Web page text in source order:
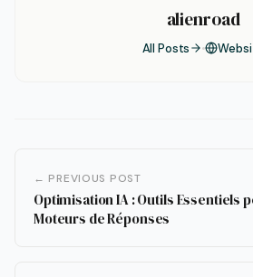
alienroad
All Posts
← PREVIOUS POST
Optimisation IA : Outils Essentiels
Moteurs de Réponses